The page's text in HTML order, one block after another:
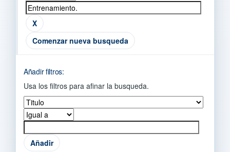
Comenzar nueva busqueda
Añadir filtros:
Usa los filtros para afinar la busqueda.